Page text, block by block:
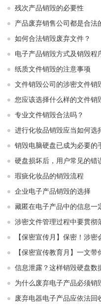
残次产品销毁的必要性
产品废弃销售公司都是合法
如何合法销毁废弃文件？
电子产品销毁方式及销毁程
纸质文件销毁的注意事项
文件销毁公司的涉密文件销
您应该选择什么样的文件销
专业文件销毁合法吗？
进行化妆品销毁应当如何选
销毁电脑硬盘已成为必要的
硬盘损坏后，用户常见的错
瑕疵化妆品的销毁流程
企业电子产品销毁的选择
藏匿在电子产品中的信息一
涉密文件管理过程中要贯彻
【保密宣传月】保密！涉
【保密宣传教育月】一文
信息泄露？这样销毁硬盘数
为什么废弃电子产品必须销
废弃电器电子产品应依法回